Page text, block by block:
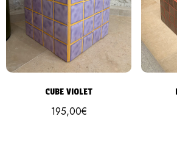
CUBE VIOLET
195,00€